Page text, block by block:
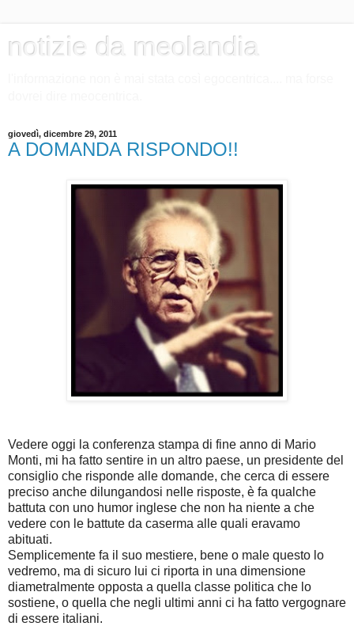
notizie da meolandia
giovedì, dicembre 29, 2011
A DOMANDA RISPONDO!!
Vedere oggi la conferenza stampa di fine anno di Mario
Monti, mi ha fatto sentire in un altro paese, un presidente del
consiglio che risponde alle domande, che cerca di essere
preciso anche dilungandosi nelle risposte, è fa qualche
battuta con uno humor inglese che non ha niente a che
vedere con le battute da caserma alle quali eravamo
abituati.
Semplicemente fa il suo mestiere, bene o male questo lo
vedremo, ma di sicuro lui ci riporta in una dimensione
diametralmente opposta a quella classe politica che lo
sostiene, o quella che negli ultimi anni ci ha fatto vergognare
di essere italiani.